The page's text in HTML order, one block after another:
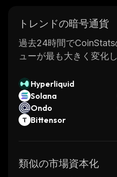
トレンドの暗号通貨
過去24時間で
ューが最も大きく変化
Hyperliquid
Solana
Ondo
Bittensor
類似の市場資本化